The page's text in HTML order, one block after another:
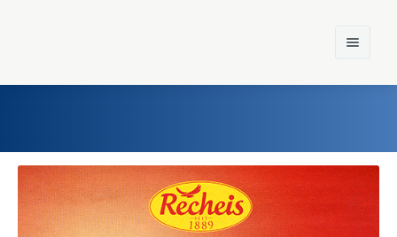
Home
Einst und Heute